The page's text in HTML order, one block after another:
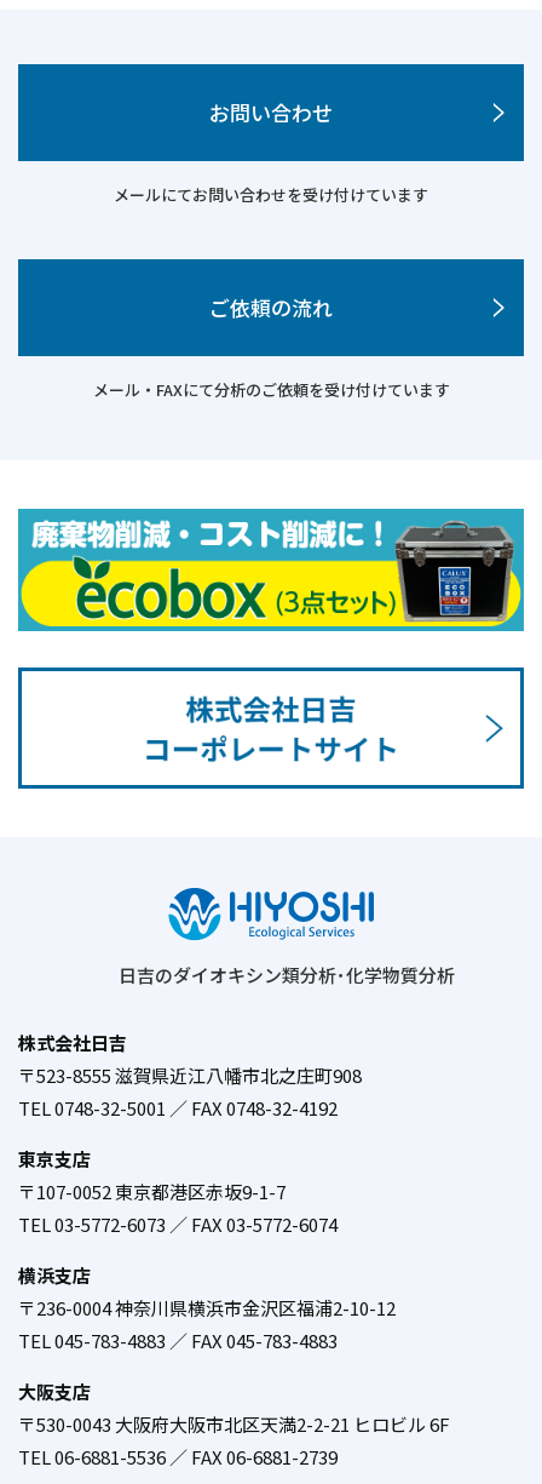
お問い合わせ
メールにてお問い合わせを受け付けています
ご依頼の流れ
メール・FAXにて分析のご依頼を受け付けています
日吉のダイオキシン類分析･化学物質分析
株式会社日吉
〒523-8555 滋賀県近江八幡市北之庄町908
／
TEL 0748-32-5001 ／ FAX 0748-32-4192
東京支店
〒107-0052 東京都港区赤坂9-1-7
／
TEL 03-5772-6073 ／ FAX 03-5772-6074
横浜支店
〒236-0004 神奈川県横浜市金沢区福浦2-10-12
／
TEL 045-783-4883 ／ FAX 045-783-4883
大阪支店
〒530-0043 大阪府大阪市北区天満2-2-21 ヒロビル 6F
／
TEL 06-6881-5536 ／ FAX 06-6881-2739